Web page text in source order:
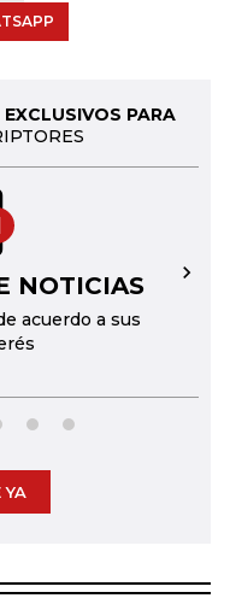
PARA
NOTICIAS
acuerdo a sus
→
YA